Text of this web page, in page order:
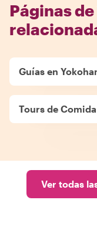
Páginas
Guías en
Tours de
Ver todas